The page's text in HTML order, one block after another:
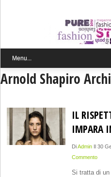
Arnold Shapiro
IL
IMPARA
DiAdminIl 30
Commento
Si tratta di un